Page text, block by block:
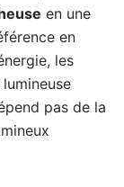
en une
en
les
pas de la